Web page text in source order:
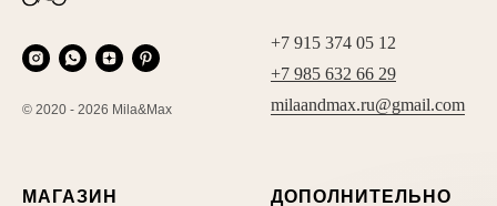
© 2020 - 2026 Mila&Max
+7 915 374 05 12
+7 985 632 66 29
milaandmax.ru@gmail.com
МАГАЗИН ДОПОЛНИТЕЛЬНО